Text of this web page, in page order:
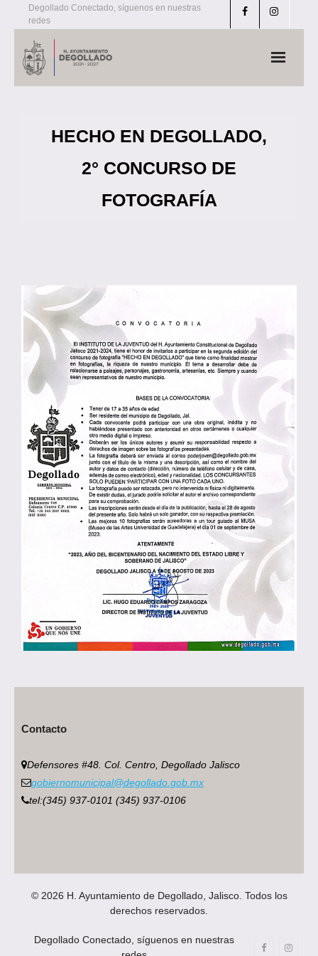
Skip
content
Degollado Conectado, síguenos en nuestras
redes
HECHO EN DEGOLLADO,
2° CONCURSO DE
FOTOGRAFÍA
Contacto
Defensores #48. Col. Centro, Degollado Jalisco
gobiernomunicipal@degollado.gob.mx
tel:(345) 937-0101 (345) 937-0106
© 2026 H. Ayuntamiento de Degollado, Jalisco. Todos los
derechos reservados.
Degollado Conectado, síguenos en nuestras